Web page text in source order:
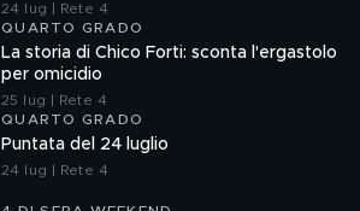
24 lug | Rete 4
QUARTO GRADO
La storia di Chico Forti: sconta l'ergastolo
per omicidio
25 lug | Rete 4
QUARTO GRADO
Puntata del 24 luglio
24 lug | Rete 4